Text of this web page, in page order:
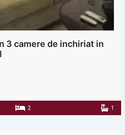
3 camere de inchiriat in
2 1